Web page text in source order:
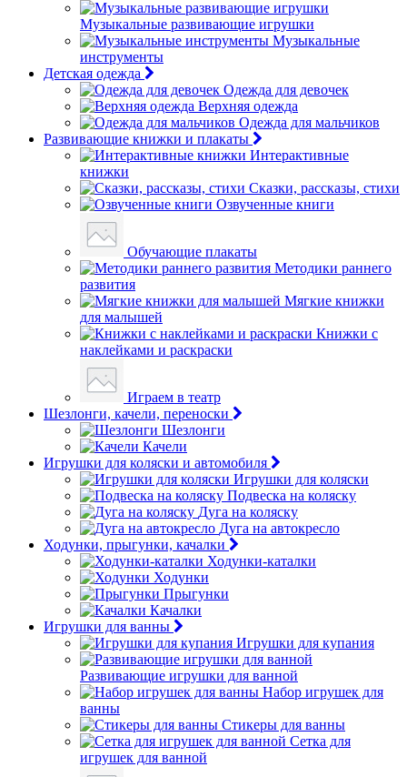
Музыкальные развивающие игрушки
Музыкальные
инструменты
Детская одежда
Одежда для девочек
Верхняя одежда
Одежда для мальчиков
Развивающие книжки и плакаты
Интерактивные
книжки
Сказки, рассказы, стихи
Озвученные книги
Обучающие плакаты
Методики раннего
развития
Мягкие книжки
для малышей
Книжки с
наклейками и раскраски
Играем в театр
Шезлонги, качели, переноски
Шезлонги
Качели
Игрушки для коляски и автомобиля
Игрушки для коляски
Подвеска на коляску
Дуга на коляску
Дуга на автокресло
Ходунки, прыгунки, качалки
Ходунки-каталки
Ходунки
Прыгунки
Качалки
Игрушки для ванны
Игрушки для купания
Развивающие игрушки для ванной
Набор игрушек для
ванны
Стикеры для ванны
Сетка для
игрушек для ванной